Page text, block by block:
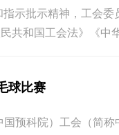
批示精神，工会委
共和国工会法》《中
球比赛
预科院）工会（简